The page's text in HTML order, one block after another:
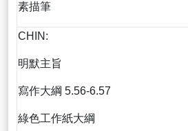
素描筆
CHIN:
明默主旨
寫作大綱 5.56-6.57
綠色工作紙大綱